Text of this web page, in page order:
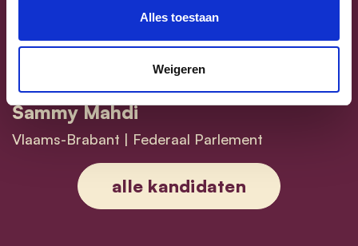
Alles toestaan
Weigeren
Sammy Mahdi
Vlaams-Brabant | Federaal Parlement
Sammy Mahdi
alle kandidaten